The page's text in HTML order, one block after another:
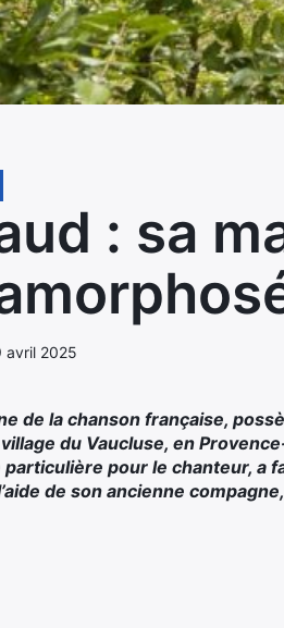
: sa
avril 2025
de la chanson française,
du Vaucluse, en
pour le chanteur, a
de son ancienne